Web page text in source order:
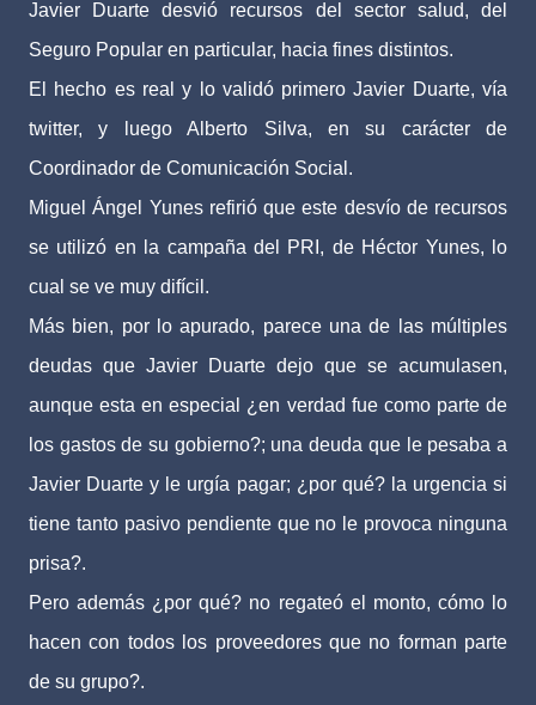
Javier Duarte desvió recursos del sector salud, del
Seguro Popular en particular, hacia fines distintos.
El hecho es real y lo validó primero Javier Duarte, vía
twitter, y luego Alberto Silva, en su carácter de
Coordinador de Comunicación Social.
Miguel Ángel Yunes refirió que este desvío de recursos
se utilizó en la campaña del PRI, de Héctor Yunes, lo
cual se ve muy difícil.
Más bien, por lo apurado, parece una de las múltiples
deudas que Javier Duarte dejo que se acumulasen,
aunque esta en especial ¿en verdad fue como parte de
los gastos de su gobierno?; una deuda que le pesaba a
Javier Duarte y le urgía pagar; ¿por qué? la urgencia si
tiene tanto pasivo pendiente que no le provoca ninguna
prisa?.
Pero además ¿por qué? no regateó el monto, cómo lo
hacen con todos los proveedores que no forman parte
de su grupo?.